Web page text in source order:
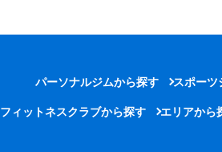
パーソナルジムから探す スポーツ
フィットネスクラブから探す エリアから